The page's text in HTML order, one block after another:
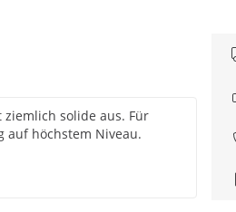
solide aus. Für
auf höchstem Niveau.